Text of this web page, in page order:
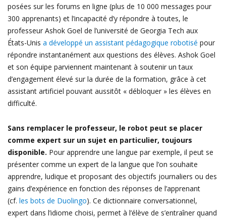
posées sur les forums en ligne (plus de 10 000 messages pour
300 apprenants) et l’incapacité d’y répondre à toutes, le
professeur Ashok Goel de l’université de Georgia Tech aux
États-Unis a développé un assistant pédagogique robotisé pour
répondre instantanément aux questions des élèves. Ashok Goel
et son équipe parviennent maintenant à soutenir un taux
d’engagement élevé sur la durée de la formation, grâce à cet
assistant artificiel pouvant aussitôt « débloquer » les élèves en
difficulté.
Sans remplacer le professeur, le robot peut se placer
comme expert sur un sujet en particulier, toujours
disponible. Pour apprendre une langue par exemple, il peut se
présenter comme un expert de la langue que l’on souhaite
apprendre, ludique et proposant des objectifs journaliers ou des
gains d’expérience en fonction des réponses de l’apprenant
(cf. les bots de Duolingo). Ce dictionnaire conversationnel,
expert dans l’idiome choisi, permet à l’élève de s’entraîner quand